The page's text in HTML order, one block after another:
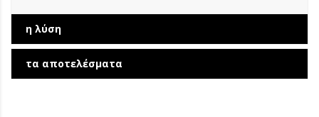
η λύση
τα αποτελέσματα